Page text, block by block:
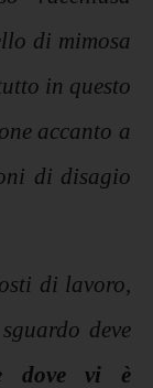
di mimosa
in questo
accanto a
di disagio
di lavoro,
deve
dove vi è